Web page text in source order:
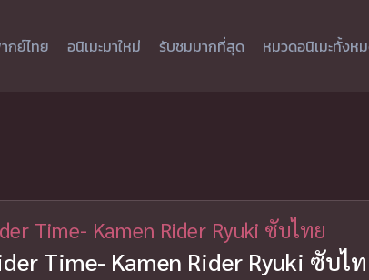
กย์ไทย อนิเมะมาใหม่ รับชมมากที่สุด หมวดอนิเมะทั้งห
Time- Kamen Rider Ryuki ซับไทย
Time- Kamen Rider Ryuki ซับ